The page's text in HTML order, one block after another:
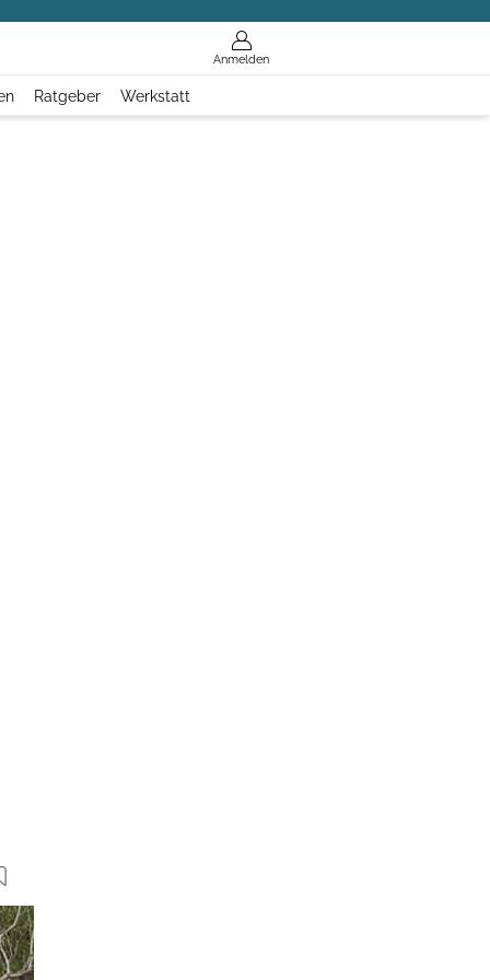
Anmelden
Ratgeber Werkstatt